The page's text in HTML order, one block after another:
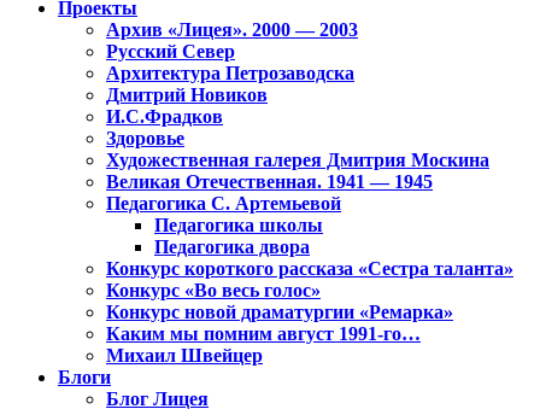
Проекты
Архив «Лицея». 2000 — 2003
Русский Север
Архитектура Петрозаводска
Дмитрий Новиков
И.С.Фрадков
Здоровье
Художественная галерея Дмитрия Москина
Великая Отечественная. 1941 — 1945
Педагогика С. Артемьевой
Педагогика школы
Педагогика двора
Конкурс короткого рассказа «Сестра таланта»
Конкурс «Во весь голос»
Конкурс новой драматургии «Ремарка»
Каким мы помним август 1991-го…
Михаил Швейцер
Блоги
Блог Лицея